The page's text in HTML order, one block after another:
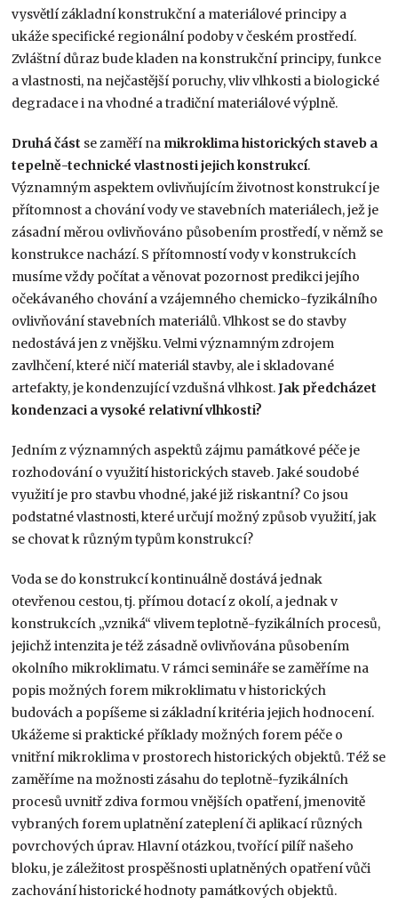
vysvětlí základní konstrukční a materiálové principy a
ukáže specifické regionální podoby v českém prostředí.
Zvláštní důraz bude kladen na konstrukční principy, funkce
a vlastnosti, na nejčastější poruchy, vliv vlhkosti a biologické
degradace i na vhodné a tradiční materiálové výplně.
Druháčást se zaměří na mikroklima historických staveb a
tepelně-technické vlastnosti jejich konstrukcí.
Významným aspektem ovlivňujícím životnost konstrukcí je
přítomnost a chování vody ve stavebních materiálech, jež je
zásadní měrou ovlivňováno působením prostředí, v němž se
konstrukce nachází. S přítomností vody v konstrukcích
musíme vždy počítat a věnovat pozornost predikci jejího
očekávaného chování a vzájemného chemicko-fyzikálního
ovlivňování stavebních materiálů. Vlhkost se do stavby
nedostává jen z vnějšku. Velmi významným zdrojem
zavlhčení, které ničí materiál stavby, ale i skladované
artefakty, je kondenzující vzdušná vlhkost.Jak předcházet
kondenzaci a vysoké relativní vlhkosti?
Jedním z významných aspektů zájmu památkové péče je
rozhodování o využití historických staveb. Jaké soudobé
využití je pro stavbu vhodné, jaké již riskantní? Co jsou
podstatné vlastnosti, které určují možný způsob využití, jak
se chovat k různým typům konstrukcí?
Voda se do konstrukcí kontinuálně dostává jednak
otevřenou cestou, tj. přímou dotací z okolí, a jednak v
konstrukcích „vzniká“ vlivem teplotně-fyzikálních procesů,
jejichž intenzita je též zásadně ovlivňována působením
okolního mikroklimatu. V rámci semináře se zaměříme na
popis možných forem mikroklimatu v historických
budovách a popíšeme si základní kritéria jejich hodnocení.
Ukážeme si praktické příklady možných forem péče o
vnitřní mikroklima v prostorech historických objektů. Též se
zaměříme na možnosti zásahu do teplotně-fyzikálních
procesů uvnitř zdiva formou vnějších opatření, jmenovitě
vybraných forem uplatnění zateplení či aplikací různých
povrchových úprav. Hlavní otázkou, tvořící pilíř našeho
bloku, je záležitost prospěšnosti uplatněných opatření vůči
zachování historické hodnoty památkových objektů.